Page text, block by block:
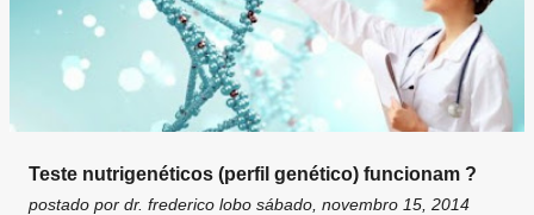
Teste nutrigenéticos (perfil genético) funcionam ?
postado por dr. frederico lobo sábado, novembro 15, 2014